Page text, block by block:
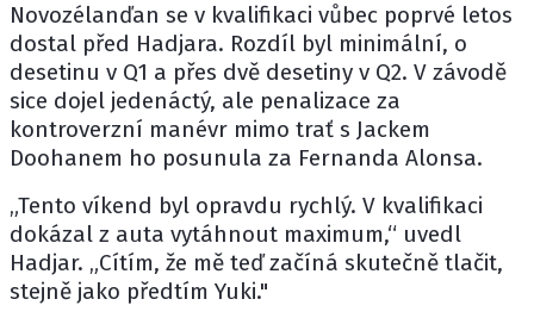
Novozélanďan se v kvalifikaci vůbec poprvé letos
dostal před Hadjara. Rozdíl byl minimální, o
desetinu v Q1 a přes dvě desetiny v Q2. V závodě
sice dojel jedenáctý, ale penalizace za
kontroverzní manévr mimo trať s Jackem
Doohanem ho posunula za Fernanda Alonsa.
„Tento víkend byl opravdu rychlý. V kvalifikaci
dokázal z auta vytáhnout maximum,“ uvedl
Hadjar. „Cítím, že mě teď začíná skutečně tlačit,
stejně jako předtím Yuki."